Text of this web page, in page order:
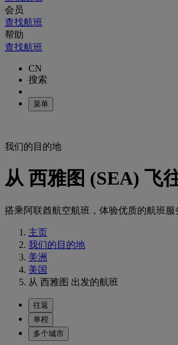
会员
查找航班
帮助
查找航班
CN
搜索
菜单
我们的目的地
从 西雅图 (SEA) 飞
搭乘阿联酋航空航班，体验优质的航班服
主页
我们的目的地
美洲
美国
从 西雅图 出发的航班
往返
单程
多个城市